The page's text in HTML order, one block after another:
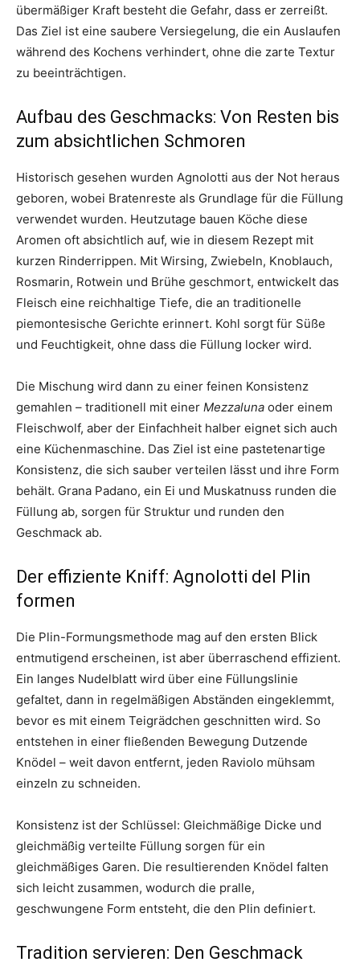
übermäßiger Kraft besteht die Gefahr, dass er zerreißt.
Das Ziel ist eine saubere Versiegelung, die ein Auslaufen
während des Kochens verhindert, ohne die zarte Textur
zu beeinträchtigen.
Aufbau des Geschmacks: Von Resten bis
zum absichtlichen Schmoren
Historisch gesehen wurden Agnolotti aus der Not heraus
geboren, wobei Bratenreste als Grundlage für die Füllung
verwendet wurden. Heutzutage bauen Köche diese
Aromen oft absichtlich auf, wie in diesem Rezept mit
kurzen Rinderrippen. Mit Wirsing, Zwiebeln, Knoblauch,
Rosmarin, Rotwein und Brühe geschmort, entwickelt das
Fleisch eine reichhaltige Tiefe, die an traditionelle
piemontesische Gerichte erinnert. Kohl sorgt für Süße
und Feuchtigkeit, ohne dass die Füllung locker wird.
Die Mischung wird dann zu einer feinen Konsistenz
gemahlen – traditionell mit einer Mezzaluna oder einem
Fleischwolf, aber der Einfachheit halber eignet sich auch
eine Küchenmaschine. Das Ziel ist eine pastetenartige
Konsistenz, die sich sauber verteilen lässt und ihre Form
behält. Grana Padano, ein Ei und Muskatnuss runden die
Füllung ab, sorgen für Struktur und runden den
Geschmack ab.
Der effiziente Kniff: Agnolotti del Plin
formen
Die Plin-Formungsmethode mag auf den ersten Blick
entmutigend erscheinen, ist aber überraschend effizient.
Ein langes Nudelblatt wird über eine Füllungslinie
gefaltet, dann in regelmäßigen Abständen eingeklemmt,
bevor es mit einem Teigrädchen geschnitten wird. So
entstehen in einer fließenden Bewegung Dutzende
Knödel – weit davon entfernt, jeden Raviolo mühsam
einzeln zu schneiden.
Konsistenz ist der Schlüssel: Gleichmäßige Dicke und
gleichmäßig verteilte Füllung sorgen für ein
gleichmäßiges Garen. Die resultierenden Knödel falten
sich leicht zusammen, wodurch die pralle,
geschwungene Form entsteht, die den Plin definiert.
Tradition servieren: Den Geschmack